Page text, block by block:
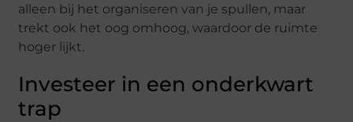
alleen bij het organiseren van je spullen, maar
trekt ook het oog omhoog, waardoor de ruimte
hoger lijkt.
Investeer in een onderkwart
trap